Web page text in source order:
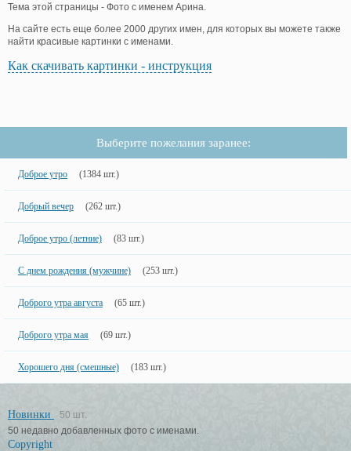
Тема этой страницы - Фото с именем Арина.
На сайте есть еще более 2000 других имен, для которых вы можете также
найти красивые картинки с именами.
Как скачивать картинки - инструкция
Выберите пожелания заранее:
Доброе утро (1384 шт.)
Добрый вечер (262 шт.)
Доброе утро (летние) (83 шт.)
С днем рождения (мужчине) (253 шт.)
Доброго утра августа (65 шт.)
Доброго утра мая (69 шт.)
Хорошего дня (смешные) (183 шт.)
Новинки
50 шт.
50 недавно добавленных фото с именами.
Copyright